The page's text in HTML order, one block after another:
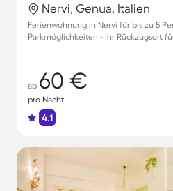
Nervi, Genua, Italien
Ferienwohnung in Nervi für bis zu 5
Parkmöglichkeiten - Ihr Rückzugsort
ab 60 €
pro Nacht
4.1